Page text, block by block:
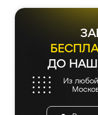
ДО
Из